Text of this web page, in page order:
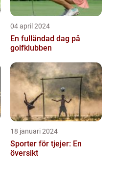
04 april 2024
En fulländad dag på
golfklubben
18 januari 2024
Sporter för tjejer: En
översikt